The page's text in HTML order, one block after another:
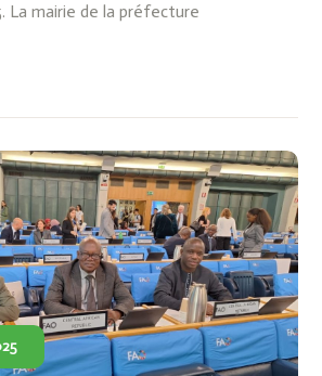
La mairie de la préfecture